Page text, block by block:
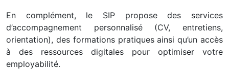
En complément, le SIP propose des services
d’accompagnement personnalisé (CV, entretiens,
orientation), des formations pratiques ainsi qu’un accès
à des ressources digitales pour optimiser votre
employabilité.